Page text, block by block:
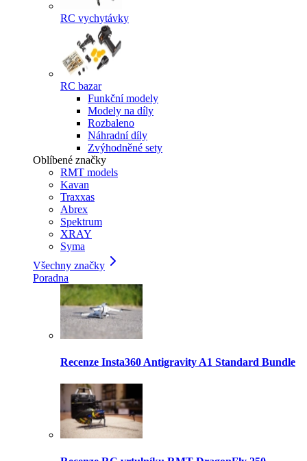
RC vychytávky
RC bazar
Funkční modely
Modely na díly
Rozbaleno
Náhradní díly
Zvýhodněné sety
Oblíbené značky
RMT models
Kavan
Traxxas
Abrex
Spektrum
XRAY
Syma
Všechny značky
Poradna
Recenze Insta360 Antigravity A1 Standard Bundle